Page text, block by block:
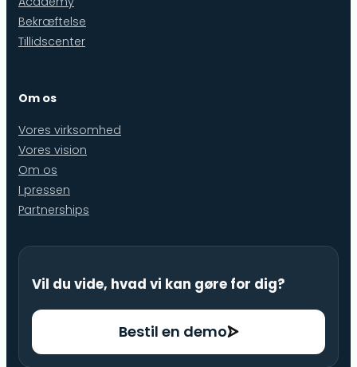
Bekræftelse
Tillidscenter
Om os
Vores virksomhed
Vores vision
Om os
I pressen
Partnerships
Vil du vide, hvad vi kan gøre for dig?
Bestil en demo